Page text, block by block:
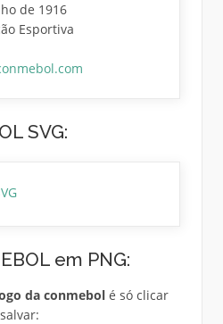
de 1916
Esportiva
SVG:
em PNG:
da conmebolé só clicar